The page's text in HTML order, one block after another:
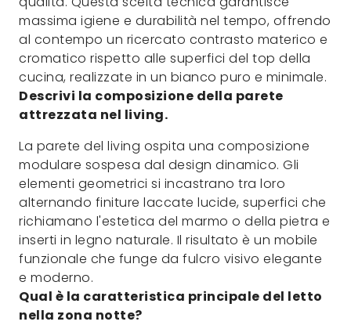
massima igiene e durabilità nel tempo, offrendo
al contempo un ricercato contrasto materico e
cromatico rispetto alle superfici del top della
cucina, realizzate in un bianco puro e minimale.
Descrivi la composizione della parete
attrezzata nel living.
La parete del living ospita una composizione
modulare sospesa dal design dinamico. Gli
elementi geometrici si incastrano tra loro
alternando finiture laccate lucide, superfici che
richiamano l'estetica del marmo o della pietra e
inserti in legno naturale. Il risultato è un mobile
funzionale che funge da fulcro visivo elegante
e moderno.
Qual è la caratteristica principale del letto
nella zona notte?